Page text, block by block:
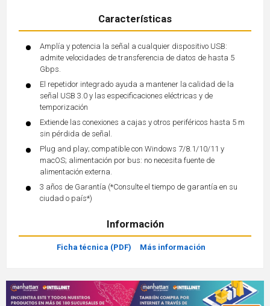
Características
Amplía y potencia la señal a cualquier dispositivo USB:
admite velocidades de transferencia de datos de hasta 5
Gbps.
El repetidor integrado ayuda a mantener la calidad de la
señal USB 3.0 y las especificaciones eléctricas y de
temporización
Extiende las conexiones a cajas y otros periféricos hasta 5 m
sin pérdida de señal.
Plug and play; compatible con Windows 7/8.1/10/11 y
macOS; alimentación por bus: no necesita fuente de
alimentación externa.
3 años de Garantía (*Consulte el tiempo de garantía en su
ciudad o país*)
Información
Ficha técnica (PDF) Más información